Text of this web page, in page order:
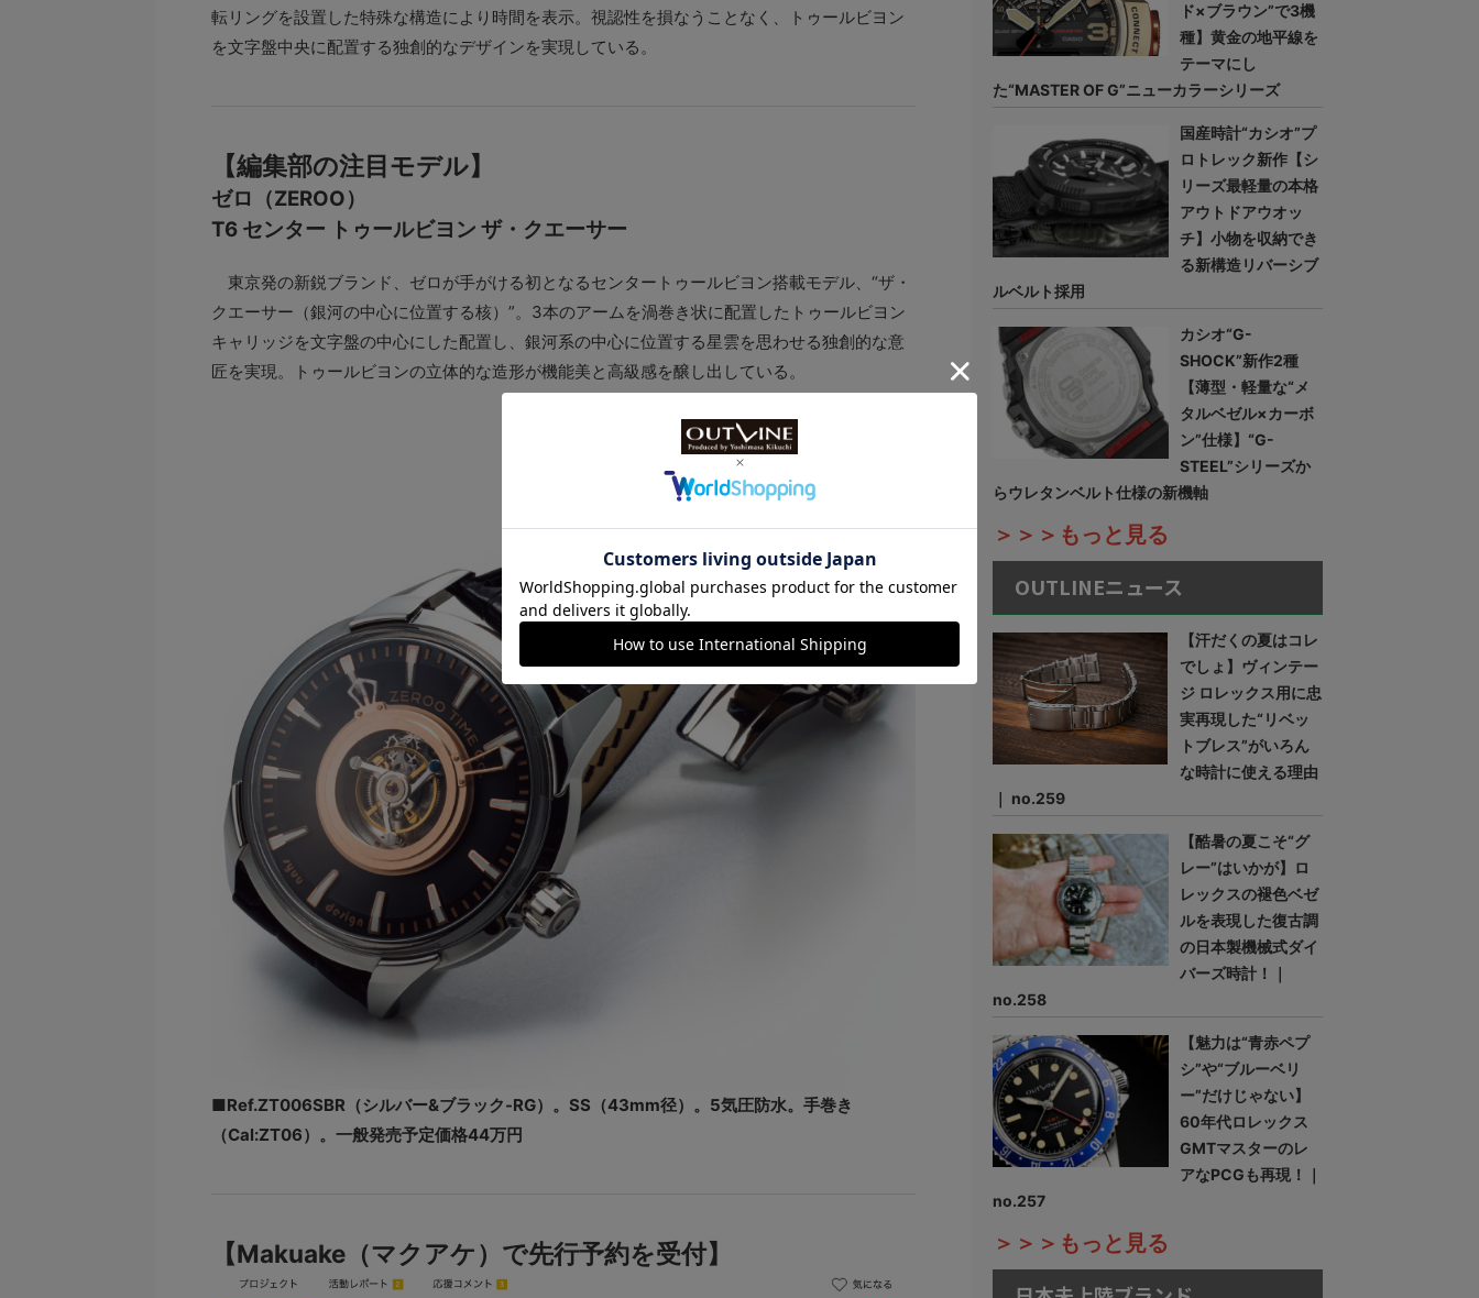
転リングを設置した特殊な構造により時間を表示。視認性を損なうことなく、トゥールビヨン
を文字盤中央に配置する独創的なデザインを実現している。
【編集部の注目モデル】
ゼロ（ZEROO）
T6 センター トゥールビヨン ザ・クエーサー
東京発の新鋭ブランド、ゼロが手がける初となるセンタートゥールビヨン搭載モデル、“ザ・
クエーサー（銀河の中心に位置する核）”。3本のアームを渦巻き状に配置したトゥールビヨン
キャリッジを文字盤の中心にした配置し、銀河系の中心に位置する星雲を思わせる独創的な意
匠を実現。トゥールビヨンの立体的な造形が機能美と高級感を醸し出している。
■Ref.ZT006SBR（シルバー&ブラック-RG）。SS（43mm径）。5気圧防水。手巻き
（Cal:ZT06）。一般発売予定価格44万円
【Makuake（マクアケ）で先行予約を受付】
ド×ブラウン”で3機
種】黄金の地平線を
テーマにし
た“MASTER OF G”ニューカラーシリーズ
国産時計“カシオ”プ
ロトレック新作【シ
リーズ最軽量の本格
アウトドアウオッ
チ】小物を収納でき
る新構造リバーシブ
ルベルト採用
カシオ“G-
SHOCK”新作2種
【薄型・軽量な“メ
タルベゼル×カーボ
ン”仕様】“G-
STEEL”シリーズか
らウレタンベルト仕様の新機軸
＞＞＞もっと見る
OUTLINEニュース
【汗だくの夏はコレ
でしょ】ヴィンテー
ジ ロレックス用に忠
実再現した“リベッ
トブレス”がいろん
な時計に使える理由
｜ no.259
【酷暑の夏こそ“グ
レー”はいかが】ロ
レックスの褪色ベゼ
ルを表現した復古調
の日本製機械式ダイ
バーズ時計！｜
no.258
【魅力は“青赤ペプ
シ”や“ブルーベリ
ー”だけじゃない】
60年代ロレックス
GMTマスターのレ
アなPCGも再現！｜
no.257
＞＞＞もっと見る